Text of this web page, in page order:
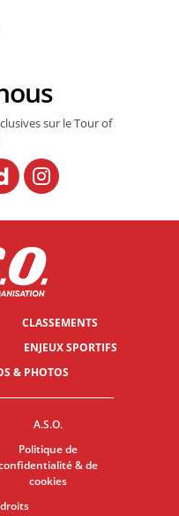
sur le Tour of
CLASSEMENTS
ENJEUX SPORTIFS
& PHOTOS
A.S.O.
Politique de
& de
cookies